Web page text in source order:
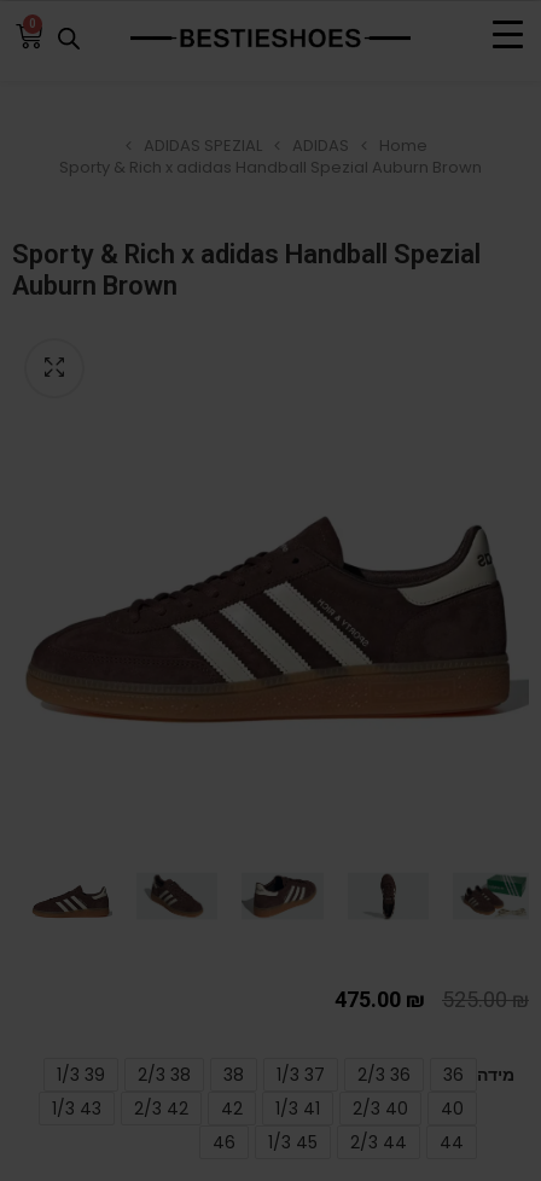
0
Home
ADIDAS
ADIDAS SPEZIAL
Sporty & Rich x adidas Handball Spezial Auburn Brown
Sporty & Rich x adidas Handball Spezial
Auburn Brown
525.00₪
475.00 ₪
מידה 36
36 2/3
37 1/3
38
38 2/3
39 1/3
40
40 2/3
41 1/3
42
42 2/3
43 1/3
44
44 2/3
45 1/3
46